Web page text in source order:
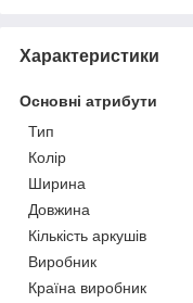
Характеристики
Основні атрибути
Тип
Колір
Ширина
Довжина
Кількість аркушів
Виробник
Країна виробник